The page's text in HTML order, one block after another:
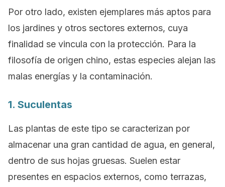
Por otro lado, existen ejemplares más aptos para
los jardines y otros sectores externos, cuya
finalidad se vincula con la protección. Para la
filosofía de origen chino, estas especies alejan las
malas energías y la contaminación.
1. Suculentas
Las plantas de este tipo se caracterizan por
almacenar una gran cantidad de agua, en general,
dentro de sus hojas gruesas. Suelen estar
presentes en espacios externos, como terrazas,